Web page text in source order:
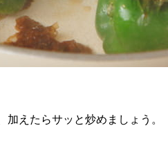
えたらサッと炒めましょう。